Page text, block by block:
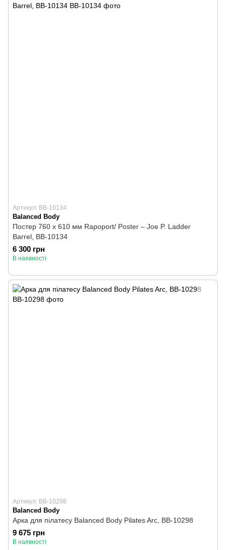
Артикул: BB-10134
Balanced Body
Постер 760 x 610 мм Rapoport/ Poster – Joe P. Ladder
Barrel, BB-10134
6 300 грн
В наявності
Артикул: BB-10298
Balanced Body
Арка для пілатесу Balanced Body Pilates Arc, BB-10298
9 675 грн
В наявності